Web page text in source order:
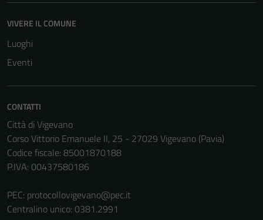
VIVERE IL COMUNE
Luoghi
Eventi
CONTATTI
Città di Vigevano
Corso Vittorio Emanuele II, 25 - 27029 Vigevano (Pavia)
Codice fiscale: 85001870188
P.IVA: 00437580186
PEC: protocollovigevano@pec.it
Centralino unico: 0381.2991